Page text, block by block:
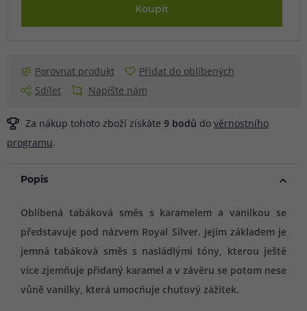
Koupit
Porovnat produkt
Přidat do oblíbených
Sdílet
Napište nám
Za nákup tohoto zboží získáte 9 bodů do věrnostního
programu.
Popis
Oblíbená tabáková směs s karamelem a vanilkou se
představuje pod názvem Royal Silver. Jejím základem je
jemná tabáková směs s nasládlými tóny, kterou ještě
více zjemňuje přidaný karamel a v závěru se potom nese
vůně vanilky, která umocňuje chuťový zážitek.